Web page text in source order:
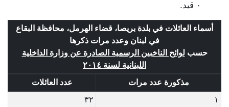
٠ قيد.
أسماء العائلات في بلدة بريصا، قضاء الهرمل، محافظة البقاع
في لبنان وعدد مرات ذكرها
حسب لوائح الناخبين الرسمية الصادرة عن وزارة الداخلية
اللبنانية لسنة ٢٠١٤
مذكورة عدد مرات
عدد العائلات
١
٣٢